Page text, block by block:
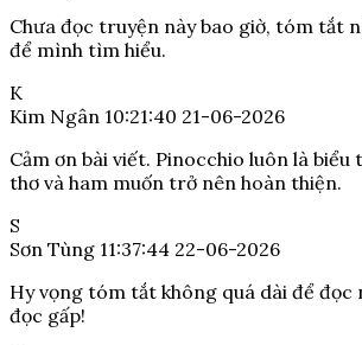
Chưa đọc truyện này bao giờ, tóm tắt
để mình tìm hiểu.
K
Kim Ngân 10:21:40 21-06-2026
Cảm ơn bài viết. Pinocchio luôn là biểu
thơ và ham muốn trở nên hoàn thiện.
S
Sơn Tùng 11:37:44 22-06-2026
Hy vọng tóm tắt không quá dài để đọc
đọc gấp!